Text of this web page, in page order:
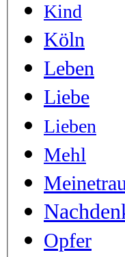
Kind
Köln
Leben
Liebe
Lieben
Mehl
Opfer